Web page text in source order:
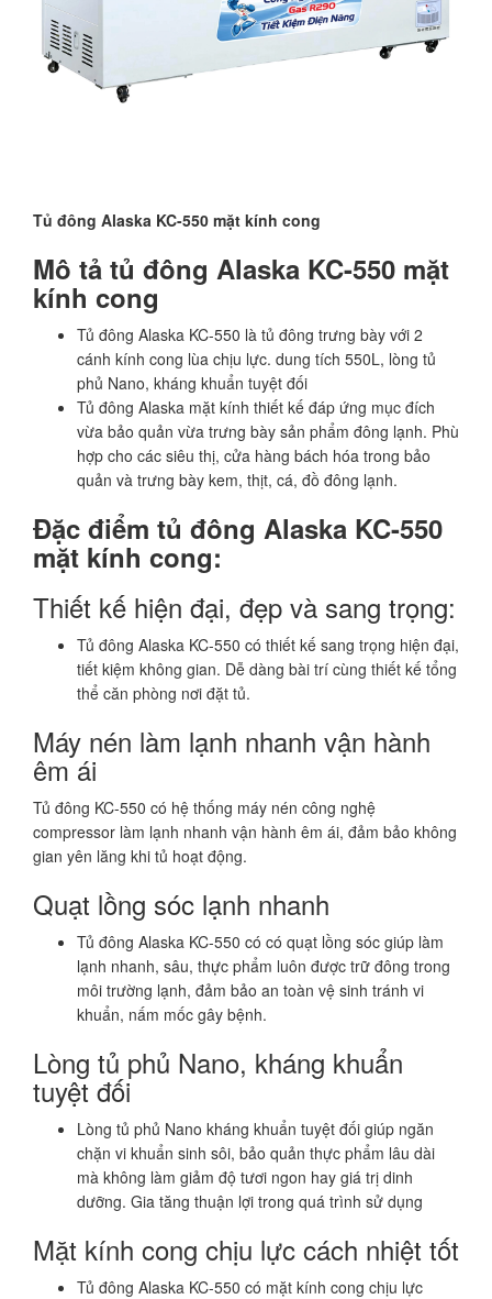
Tủ đông Alaska KC-550 mặt kính cong
Mô tả tủ đông Alaska KC-550 mặt
kính cong
Tủ đông Alaska KC-550 là tủ đông trưng bày với 2
cánh kính cong lùa chịu lực. dung tích 550L, lòng tủ
phủ Nano, kháng khuẩn tuyệt đối
Tủ đông Alaska mặt kính thiết kế đáp ứng mục đích
vừa bảo quản vừa trưng bày sản phẩm đông lạnh. Phù
hợp cho các siêu thị, cửa hàng bách hóa trong bảo
quản và trưng bày kem, thịt, cá, đồ đông lạnh.
Đặc điểm tủ đông Alaska KC-550
mặt kính cong:
Thiết kế hiện đại, đẹp và sang trọng:
Tủ đông Alaska KC-550 có thiết kế sang trọng hiện đại,
tiết kiệm không gian. Dễ dàng bài trí cùng thiết kế tổng
thể căn phòng nơi đặt tủ.
Máy nén làm lạnh nhanh vận hành
êm ái
Tủ đông KC-550 có hệ thống máy nén công nghệ
compressor làm lạnh nhanh vận hành êm ái, đảm bảo không
gian yên lăng khi tủ hoạt động.
Quạt lồng sóc lạnh nhanh
Tủ đông Alaska KC-550 có có quạt lồng sóc giúp làm
lạnh nhanh, sâu, thực phẩm luôn được trữ đông trong
môi trường lạnh, đảm bảo an toàn vệ sinh tránh vi
khuẩn, nấm mốc gây bệnh.
Lòng tủ phủ Nano, kháng khuẩn
tuyệt đối
Lòng tủ phủ Nano kháng khuẩn tuyệt đối giúp ngăn
chặn vi khuẩn sinh sôi, bảo quản thực phẩm lâu dài
mà không làm giảm độ tươi ngon hay giá trị dinh
dưỡng. Gia tăng thuận lợi trong quá trình sử dụng
Mặt kính cong chịu lực cách nhiệt tốt
Tủ đông Alaska KC-550 có mặt kính cong chịu lực